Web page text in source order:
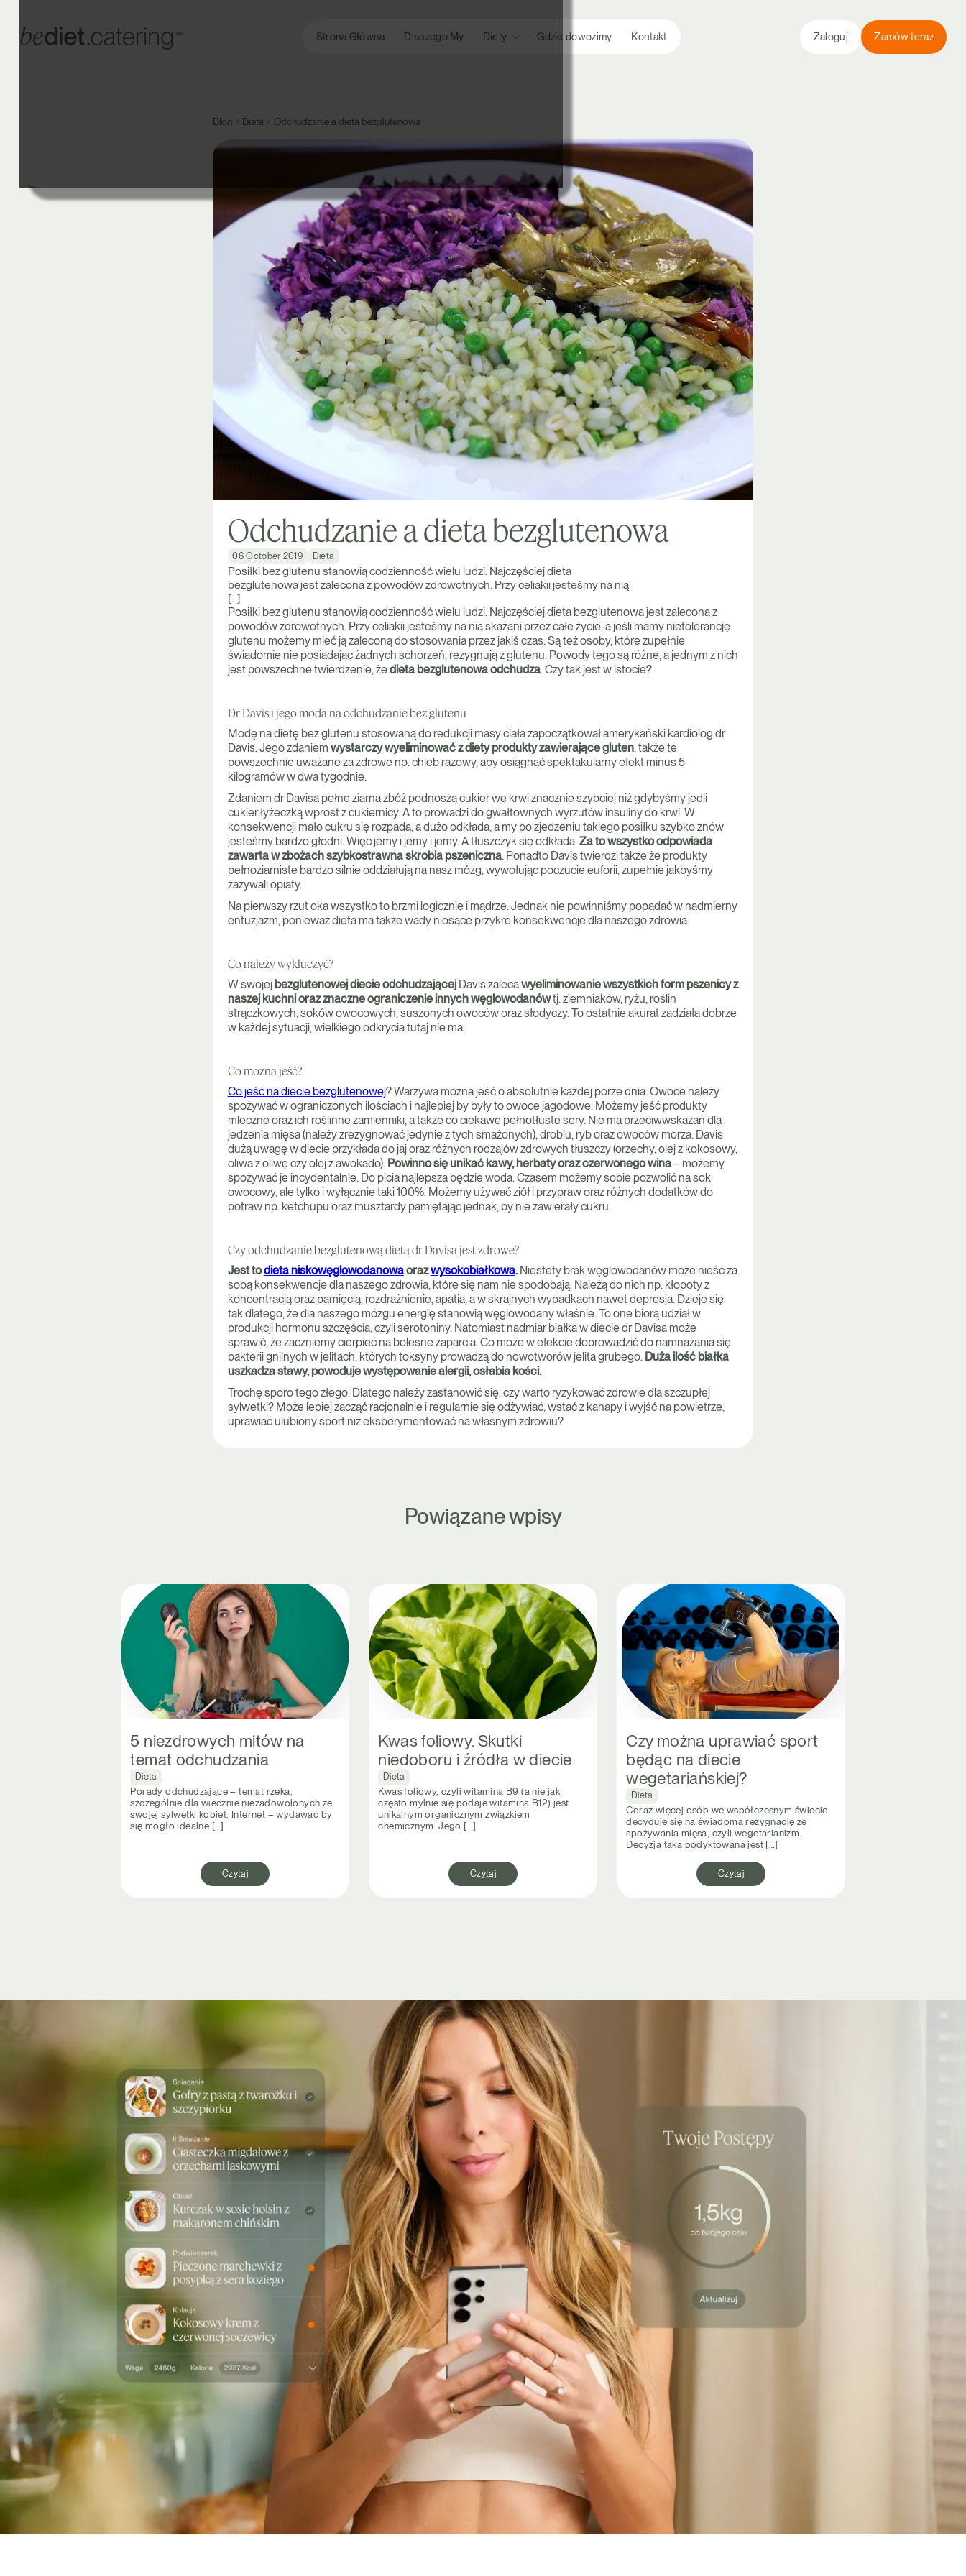
Strona Główna Dlaczego My Diety Gdzie dowozimy Kontakt Zaloguj Zamów teraz
Blog Dieta Odchudzanie a dieta bezglutenowa
Odchudzanie a dieta bezglutenowa
06 October 2019 Dieta
Posiłki bez glutenu stanowią codzienność wielu ludzi. Najczęściej dieta
bezglutenowa jest zalecona z powodów zdrowotnych. Przy celiakii jesteśmy na nią
[…]
Posiłki bez glutenu stanowią codzienność wielu ludzi. Najczęściej dieta bezglutenowa jest zalecona z
powodów zdrowotnych. Przy celiakii jesteśmy na nią skazani przez całe życie, a jeśli mamy nietolerancję
glutenu możemy mieć ją zaleconą do stosowania przez jakiś czas. Są też osoby, które zupełnie
świadomie nie posiadając żadnych schorzeń, rezygnują z glutenu. Powody tego są różne, a jednym z nich
jest powszechne twierdzenie, żedieta bezglutenowa odchudza. Czy tak jest w istocie?
Dr Davis i jego moda na odchudzanie bez glutenu
Modę na dietę bez glutenu stosowaną do redukcji masy ciała zapoczątkował amerykański kardiolog dr
Davis. Jego zdaniem wystarczy wyeliminować z diety produkty zawierające gluten, także te
powszechnie uważane za zdrowe np. chleb razowy, aby osiągnąć spektakularny efekt minus 5
kilogramów w dwa tygodnie.
Zdaniem dr Davisa pełne ziarna zbóż podnoszą cukier we krwi znacznie szybciej niż gdybyśmy jedli
cukier łyżeczką wprost z cukiernicy. A to prowadzi do gwałtownych wyrzutów insuliny do krwi. W
konsekwencji mało cukru się rozpada, a dużo odkłada, a my po zjedzeniu takiego posiłku szybko znów
jesteśmy bardzo głodni. Więc jemy i jemy i jemy. A tłuszczyk się odkłada.Za to wszystko odpowiada
zawarta w zbożach szybkostrawna skrobia pszeniczna. Ponadto Davis twierdzi także że produkty
pełnoziarniste bardzo silnie oddziałują na nasz mózg, wywołując poczucie euforii, zupełnie jakbyśmy
zażywali opiaty.
Na pierwszy rzut oka wszystko to brzmi logicznie i mądrze. Jednak nie powinniśmy popadać w nadmierny
entuzjazm, ponieważ dieta ma także wady niosące przykre konsekwencje dla naszego zdrowia.
Co należy wykluczyć?
W swojej bezglutenowej diecie odchudzającejDavis zalecawyeliminowanie wszystkich form pszenicy z
naszej kuchni oraz znaczne ograniczenie innych węglowodanówtj. ziemniaków, ryżu, roślin
strączkowych, soków owocowych, suszonych owoców oraz słodyczy. To ostatnie akurat zadziała dobrze
w każdej sytuacji, wielkiego odkrycia tutaj nie ma.
Co można jeść?
Co jeść na diecie bezglutenowej? Warzywa można jeść o absolutnie każdej porze dnia. Owoce należy
spożywać w ograniczonych ilościach i najlepiej by były to owoce jagodowe. Możemy jeść produkty
mleczne oraz ich roślinne zamienniki, a także co ciekawe pełnotłuste sery. Nie ma przeciwwskazań dla
jedzenia mięsa (należy zrezygnować jedynie z tych smażonych), drobiu, ryb oraz owoców morza. Davis
dużą uwagę w diecie przykłada do jaj oraz różnych rodzajów zdrowych tłuszczy (orzechy, olej z kokosowy,
oliwa z oliwę czy olej z awokado). Powinno się unikać kawy, herbaty oraz czerwonego wina– możemy
spożywać je incydentalnie. Do picia najlepsza będzie woda. Czasem możemy sobie pozwolić na sok
owocowy, ale tylko i wyłącznie taki 100%. Możemy używać ziół i przypraw oraz różnych dodatków do
potraw np. ketchupu oraz musztardy pamiętając jednak, by nie zawierały cukru.
Czy odchudzanie bezglutenową dietą dr Davisa jest zdrowe?
Jest todieta niskowęglowodanowaorazwysokobiałkowa.Niestety brak węglowodanów może nieść za
sobą konsekwencje dla naszego zdrowia, które się nam nie spodobają. Należą do nich np. kłopoty z
koncentracją oraz pamięcią, rozdrażnienie, apatia, a w skrajnych wypadkach nawet depresja. Dzieje się
tak dlatego, że dla naszego mózgu energię stanowią węglowodany właśnie. To one biorą udział w
produkcji hormonu szczęścia, czyli serotoniny. Natomiast nadmiar białka w diecie dr Davisa może
sprawić, że zaczniemy cierpieć na bolesne zaparcia. Co może w efekcie doprowadzić do namnażania się
bakterii gnilnych w jelitach, których toksyny prowadzą do nowotworów jelita grubego. Duża ilość białka
uszkadza stawy, powoduje występowanie alergii, osłabia kości.
Trochę sporo tego złego. Dlatego należy zastanowić się, czy warto ryzykować zdrowie dla szczupłej
sylwetki? Może lepiej zacząć racjonalnie i regularnie się odżywiać, wstać z kanapy i wyjść na powietrze,
uprawiać ulubiony sport niż eksperymentować na własnym zdrowiu?
Powiązane wpisy
5 niezdrowych mitów na
temat odchudzania
Dieta
Porady odchudzające – temat rzeka,
szczególnie dla wiecznie niezadowolonych ze
swojej sylwetki kobiet. Internet – wydawać by
się mogło idealne […]
Czytaj
Kwas foliowy. Skutki
niedoboru i źródła w diecie
Dieta
Kwas foliowy, czyli witamina B9 (a nie jak
często mylnie się podaje witamina B12) jest
unikalnym organicznym związkiem
chemicznym. Jego […]
Czytaj
Czy można uprawiać sport
będąc na diecie
wegetariańskiej?
Dieta
Coraz więcej osób we współczesnym świecie
decyduje się na świadomą rezygnację ze
spożywania mięsa, czyli wegetarianizm.
Decyzja taka podyktowana jest […]
Czytaj